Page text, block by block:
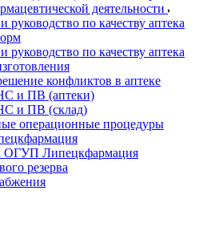
деятельности
руководство по качеству аптека
руководство по качеству аптека
конфликтов в аптеке
и ПВ (аптеки)
и ПВ (склад)
операционные процедуры
ОГУП Липецкфармация
резерва